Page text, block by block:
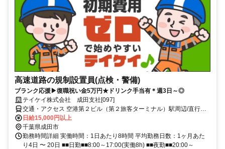
高速道路の規制設置員(点検・警備)
ブランク応援▶復職祝い金5万円★ドリンク手当有＊週3日～◎
テイケイ株式会社 成田支社[097]
交通・アクセス 空港第２ビル（第２旅客ターミナル）駅周辺/直行直
帰OK
日給15,000円以上
千葉県成田市
勤務時間詳細 実働時間：1日あたり8時間 平均勤務日数：1ヶ月あた
り4日 〜 20日 ■■日勤■■8:00～17:00(実働8h) ■■夜勤■■20:00～